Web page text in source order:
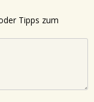
Tipps zum